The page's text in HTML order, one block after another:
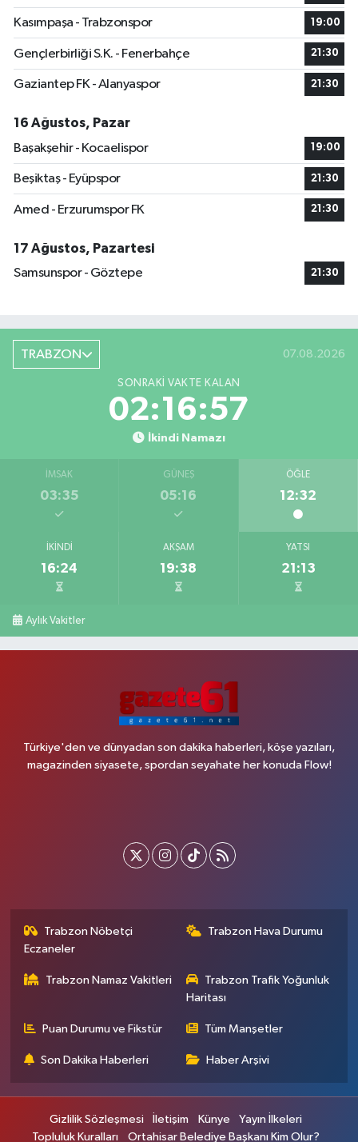
Kasımpaşa - Trabzonspor 19:00
Gençlerbirliği S.K. - Fenerbahçe 21:30
Gaziantep FK - Alanyaspor 21:30
16 Ağustos, Pazar
Başakşehir - Kocaelispor
19:00
Beşiktaş - Eyüpspor 21:30
Amed - Erzurumspor FK 21:30
17 Ağustos, Pazartesi
Samsunspor - Göztepe
21:30
TRABZON 07.08.2026
SONRAKI VAKTE KALAN
02:16:56
İkindi Namazı
İMSAK
03:35
GÜNEŞ
05:16
ÖĞLE
12:32
İKINDI
16:24
AKŞAM
19:38
YATSI
21:13
Aylık Vakitler
Türkiye'den ve dünyadan son dakika haberleri, köşe yazıları,
magazinden siyasete, spordan seyahate her konuda Flow!
Trabzon Nöbetçi
Eczaneler
Trabzon Hava Durumu
Trabzon Namaz Vakitleri
Trabzon Trafik Yoğunluk
Haritası
Puan Durumu ve Fikstür Tüm Manşetler
Son Dakika Haberleri Haber Arşivi
Gizlilik Sözleşmesi İletişim Künye
Yayın İlkeleri
Topluluk Kuralları
Ortahisar Belediye Başkanı Kim Olur?